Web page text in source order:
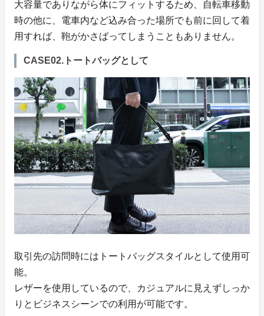
大容量でありながら体にフィットするため、自転車移動
時の他に、電車内など込み合った場所でも前に回して着
用すれば、鞄がかさばってしまうこともありません。
CASE02.トートバッグとして
取引先の訪問時にはトートバッグスタイルとして使用可
能。
レザーを使用しているので、カジュアルに見えずしっか
りとビジネスシーンでの利用が可能です。